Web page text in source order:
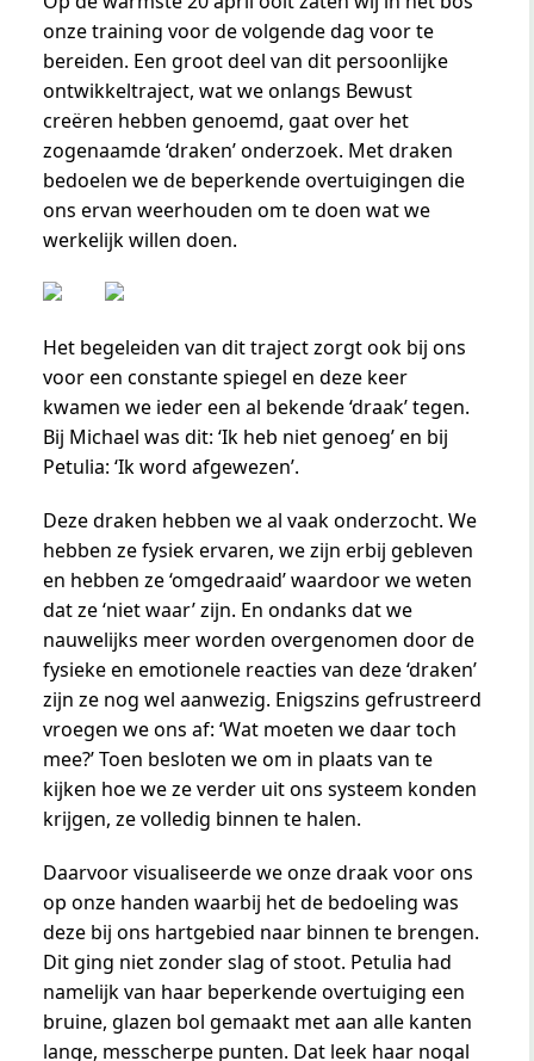
onze training voor de volgende dag voor te
bereiden. Een groot deel van dit persoonlijke
ontwikkeltraject, wat we onlangs Bewust
creëren hebben genoemd, gaat over het
zogenaamde ‘draken’ onderzoek. Met draken
bedoelen we de beperkende overtuigingen die
ons ervan weerhouden om te doen wat we
werkelijk willen doen.
Het begeleiden van dit traject zorgt ook bij ons
voor een constante spiegel en deze keer
kwamen we ieder een al bekende ‘draak’ tegen.
Bij Michael was dit: ‘Ik heb niet genoeg’ en bij
Petulia: ‘Ik word afgewezen’.
Deze draken hebben we al vaak onderzocht. We
hebben ze fysiek ervaren, we zijn erbij gebleven
en hebben ze ‘omgedraaid’ waardoor we weten
dat ze ‘niet waar’ zijn. En ondanks dat we
nauwelijks meer worden overgenomen door de
fysieke en emotionele reacties van deze ‘draken’
zijn ze nog wel aanwezig. Enigszins gefrustreerd
vroegen we ons af: ‘Wat moeten we daar toch
mee?’ Toen besloten we om in plaats van te
kijken hoe we ze verder uit ons systeem konden
krijgen, ze volledig binnen te halen.
Daarvoor visualiseerde we onze draak voor ons
op onze handen waarbij het de bedoeling was
deze bij ons hartgebied naar binnen te brengen.
Dit ging niet zonder slag of stoot. Petulia had
namelijk van haar beperkende overtuiging een
bruine, glazen bol gemaakt met aan alle kanten
lange, messcherpe punten. Dat leek haar nogal